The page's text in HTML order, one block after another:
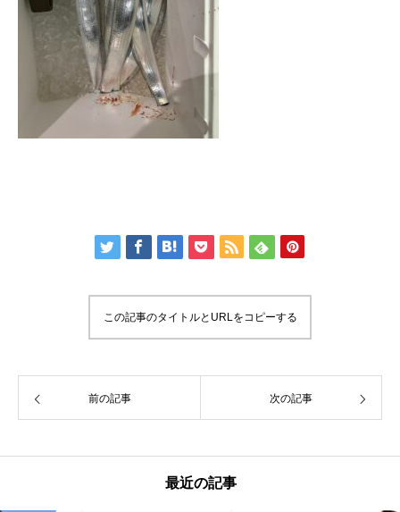
この記事のタイトルとURLをコピーする
前の記事 次の記事
最近の記事